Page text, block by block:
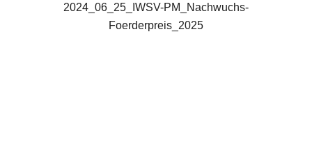
2024_06_25_IWSV-PM_Nachwuchs-
Foerderpreis_2025